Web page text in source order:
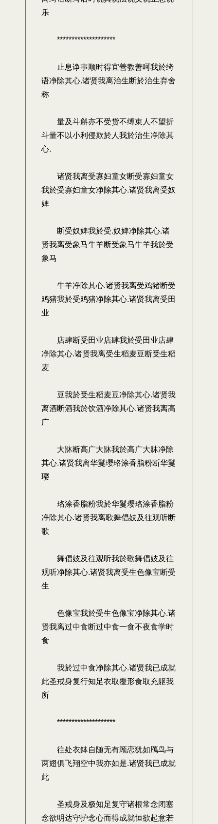
乐
********************
止息诤事顺时得宜善教善呵我於绮
语净除其心.诸贤我离治生断於治生弃舍
称
量及斗斛亦不受货不缚束人不望折
斗量不以小利侵欺於人我於治生净除其
心.
诸贤我离受寡妇童女断受寡妇童女
我於受寡妇童女净除其心.诸贤我离受奴
婢
断受奴婢我於受.奴婢净除其心.诸
贤我离受象马牛羊断受象马牛羊我於受
象马
牛羊净除其心.诸贤我离受鸡猪断受
鸡猪我於受鸡猪净除其心.诸贤我离受田
业
店肆断受田业店肆我於受田业店肆
净除其心.诸贤我离受生稻麦豆断受生稻
麦
豆我於受生稻麦豆净除其心.诸贤我
离酒断酒我於饮酒净除其心.诸贤我离高
广
大牀断高广大牀我於高广大牀净除
其心.诸贤我离华鬘璎珞涂香脂粉断华鬘
璎
珞涂香脂粉我於华鬘璎珞涂香脂粉
净除其心.诸贤我离歌舞倡妓及往观听断
歌
舞倡妓及往观听我於歌舞倡妓及往
观听净除其心.诸贤我离受生色像宝断受
生
色像宝我於受生色像宝净除其心.诸
贤我离过中食断过中食一食不夜食学时
食
我於过中食净除其心.诸贤我已成就
此圣戒身复行知足衣取覆形食取充躯我
所
********************
往处衣鉢自随无有顾恋犹如鴈鸟与
两翅俱飞翔空中我亦如是.诸贤我已成就
此
圣戒身及极知足复守诸根常念闭塞
念欲明达守护念心而得成就恒欲起意若